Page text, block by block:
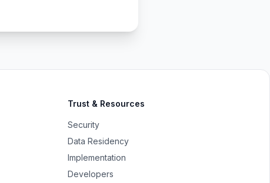
Trust & Resources
Security
Data Residency
Implementation
Developers